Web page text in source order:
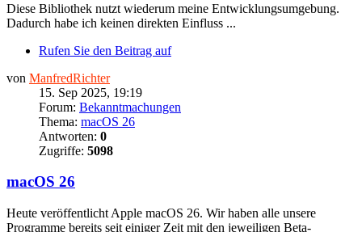
Diese Bibliothek nutzt wiederum meine Entwicklungsumgebung.
Dadurch habe ich keinen direkten Einfluss ...
Rufen Sie den Beitrag auf
von ManfredRichter
15. Sep 2025, 19:19
Forum: Bekanntmachungen
Thema: macOS 26
Antworten: 0
Zugriffe: 5098
macOS 26
Heute veröffentlicht Apple macOS 26. Wir haben alle unsere
Programme bereits seit einiger Zeit mit den jeweiligen Beta-